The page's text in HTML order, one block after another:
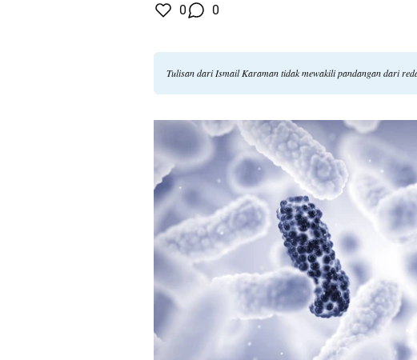
mendalami serta memahami ilmu tentang
0 0
Tulisan dari Ismail Karaman tidak mewakili pandangan dari